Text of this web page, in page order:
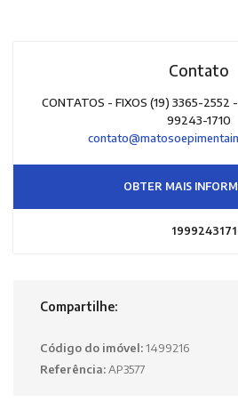
Contato
CONTATOS - FIXOS (19) 3365-2552
99243-1710
OBTER MAIS
Compartilhe:
Código do imóvel:1499216
Referência:AP3577